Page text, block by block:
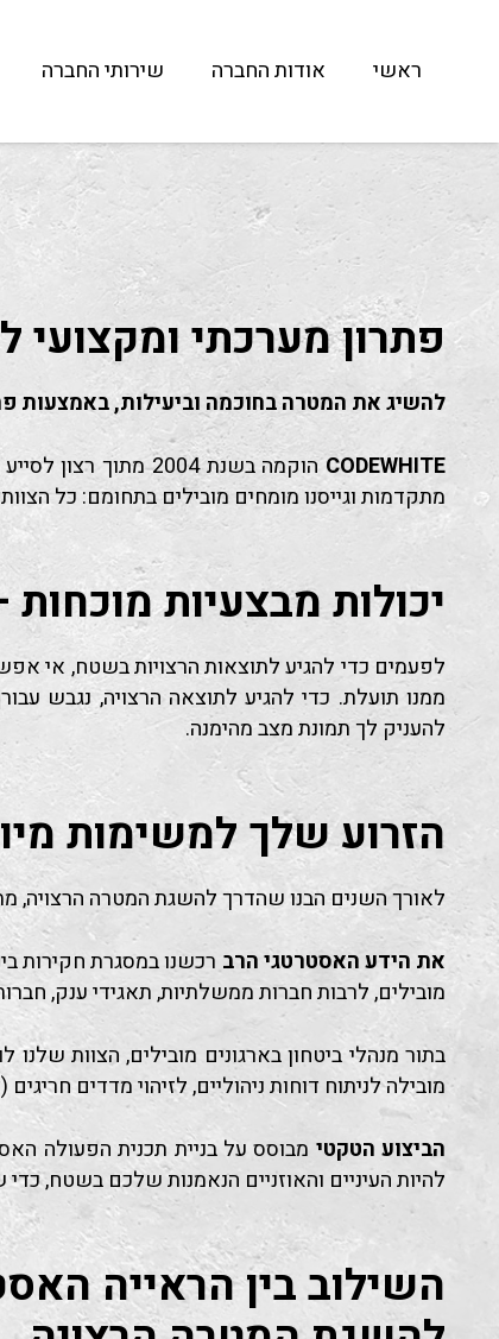
ראשי אודות החברה שירותי החברה
פתרון מערכתי ומקצועי
להשיג את המטרה בחוכמה וביעילות, באמצעות
CODEWHITE
הוקמה בשנת 2004
מתקדמות וגייסנו מומחים מובילים בתחומם: כל
יכולות מבצעיות
לפעמים כדי להגיע לתוצאות הרצויות בשטח, אי
ממנו תועלת. כדי להגיע לתוצאה הרצויה, נגבש
להעניק לך תמונת מצב מהימנה.
הזרוע שלך למשימות
לאורך השנים הבנו שהדרך להשגת המטרה הרצויה,
את הידע האסטרטגי הרב רכשנו במסגרת חקירות
מובילים, לרבות חברות ממשלתיות, תאגידי ענק,
בתור מנהלי ביטחון בארגונים מובילים, הצוות
מובילה לניתוח דוחות ניהוליים, לזיהוי מדדים
הביצוע הטקטי מבוסס על בניית תכנית הפעולה
להיות העיניים והאוזניים הנאמנות שלכם בשטח, כדי
השילוב בין הראייה